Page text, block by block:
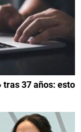
tras 37 años: esto